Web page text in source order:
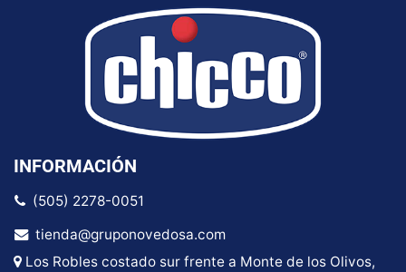
INFORMACIÓN
(505) 2278-0051
tienda@gruponovedosa.com
Los Robles costado sur frente a Monte de los Olivos,